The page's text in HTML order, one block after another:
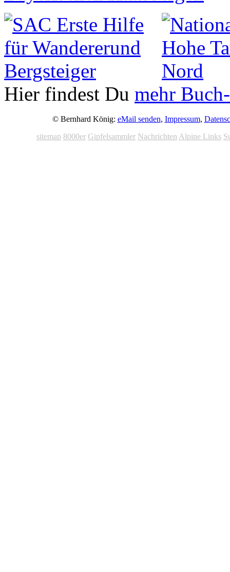
Hier findest Du mehr
© Bernhard König: eMail senden, Impressum,
sitemap 8000er Gipfelsammler Nachrichten Alpine Links